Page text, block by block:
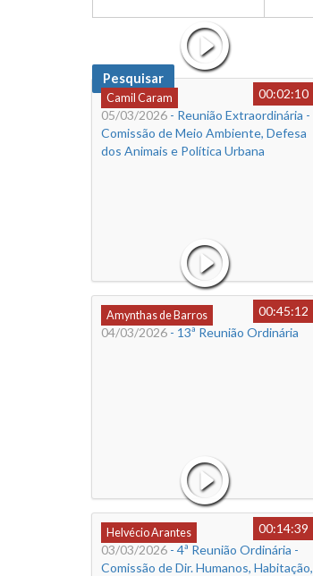
Pesquisar
Camil Caram
00:02:10
05/03/2026 - Reunião Extraordinária -
Comissão de Meio Ambiente, Defesa
dos Animais e Política Urbana
Amynthas de Barros
00:45:12
04/03/2026 - 13ª Reunião Ordinária
Helvécio Arantes
00:14:39
03/03/2026 - 4ª Reunião Ordinária -
Comissão de Dir. Humanos, Habitação,